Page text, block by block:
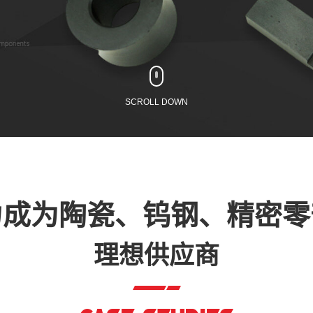
SCROLL DOWN
为陶瓷、钨钢、精密
理想供应商